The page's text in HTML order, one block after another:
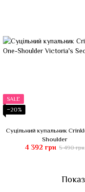
SALE
−20%
Суцільний купальник
Shoulder
4 392 грн 5 490 грн